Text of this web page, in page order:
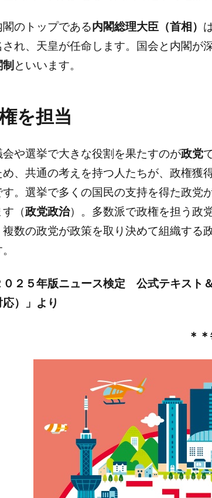
のトップである内閣総理大臣（首相）
され、天皇が任命します。国会と内閣が
制といいます。
を担当
や選挙で大きな役割を果たすのが政党
め、共通の考えを持つ人たちが、政権獲
す。選挙で多くの国民の支持を得た政党
す（政党政治）。多数派で政権を担う政
複数の政党が政策を取り決めて組織する
０２５年版ニュース検定 公式テキスト
）」より
＊